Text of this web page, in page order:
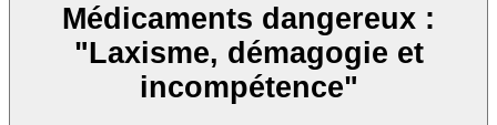
Médicaments dangereux :
"Laxisme, démagogie et
incompétence"